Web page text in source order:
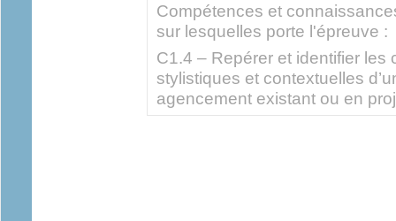
Compétences et
sur lesquelles porte l'épreuve :
C1.4 – Repérer et identifier
stylistiques et contextuelles
agencement existant ou en